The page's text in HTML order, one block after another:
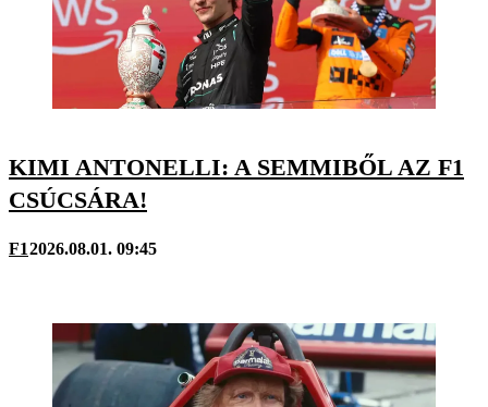
KIMI ANTONELLI: A SEMMIBŐL AZ F1
CSÚCSÁRA!
F12026.08.01. 09:45